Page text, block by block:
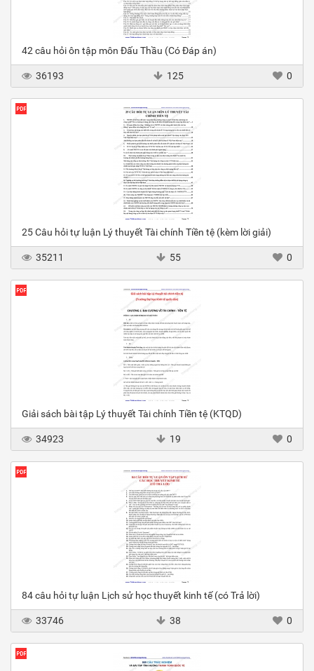
42 câu hỏi ôn tập môn Đấu Thầu (Có Đáp án)
36193 125 0
25 Câu hỏi tự luận Lý thuyết Tài chính Tiền tệ (kèm lời giải)
35211 55 0
Giải sách bài tập Lý thuyết Tài chính Tiền tệ (KTQD)
34923 19 0
84 câu hỏi tự luận Lịch sử học thuyết kinh tế (có Trả lời)
33746 38 0